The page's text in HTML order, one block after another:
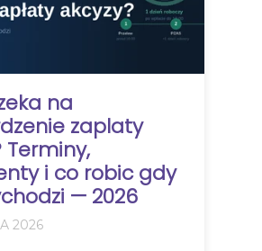
na
zaplaty
Terminy,
i co robic gdy
— 2026
2026